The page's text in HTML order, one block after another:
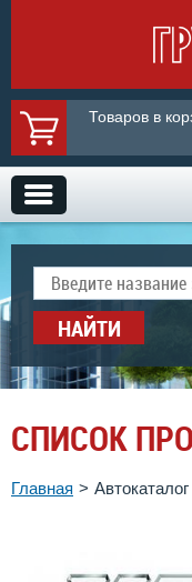
Товаров в
НАЙТИ
СПИСОК
Главная Автокаталог